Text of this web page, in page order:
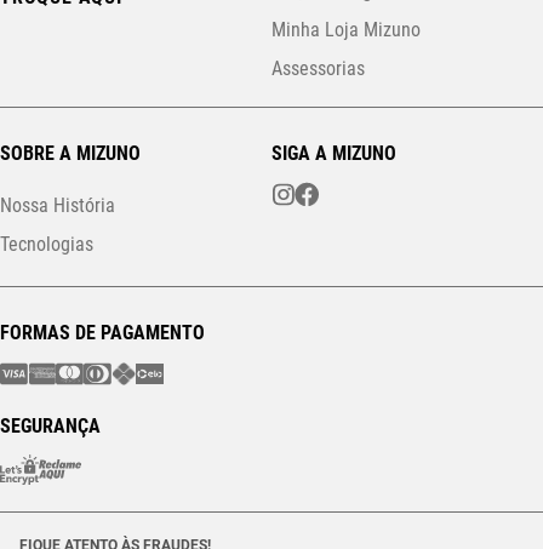
Minha Loja Mizuno
Assessorias
SOBRE A MIZUNO
Nossa História
Tecnologias
SIGA A MIZUNO
FORMAS DE PAGAMENTO
SEGURANÇA
FIQUE ATENTO ÀS FRAUDES!